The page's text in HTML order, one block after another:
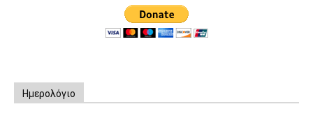
Ημερολόγιο